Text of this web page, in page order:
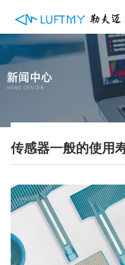
传感器一般的使用